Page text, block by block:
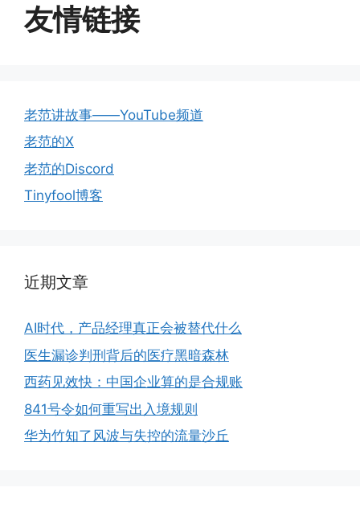
友情链接
老范讲故事——YouTube频道
老范的X
老范的Discord
Tinyfool博客
近期文章
AI时代，产品经理真正会被替代什么
医生漏诊判刑背后的医疗黑暗森林
西药见效快：中国企业算的是合规账
841号令如何重写出入境规则
华为竹知了风波与失控的流量沙丘